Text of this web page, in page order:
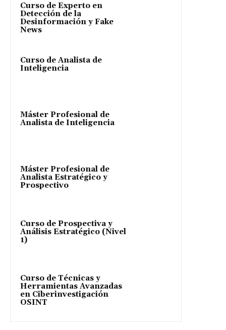
Curso de Experto en
Detección de la
Desinformación y Fake
News
Curso de Analista de
Inteligencia
Máster Profesional de
Analista de Inteligencia
Máster Profesional de
Analista Estratégico y
Prospectivo
Curso de Prospectiva y
Análisis Estratégico (Nivel
1)
Curso de Técnicas y
Herramientas Avanzadas
en Ciberinvestigación
OSINT